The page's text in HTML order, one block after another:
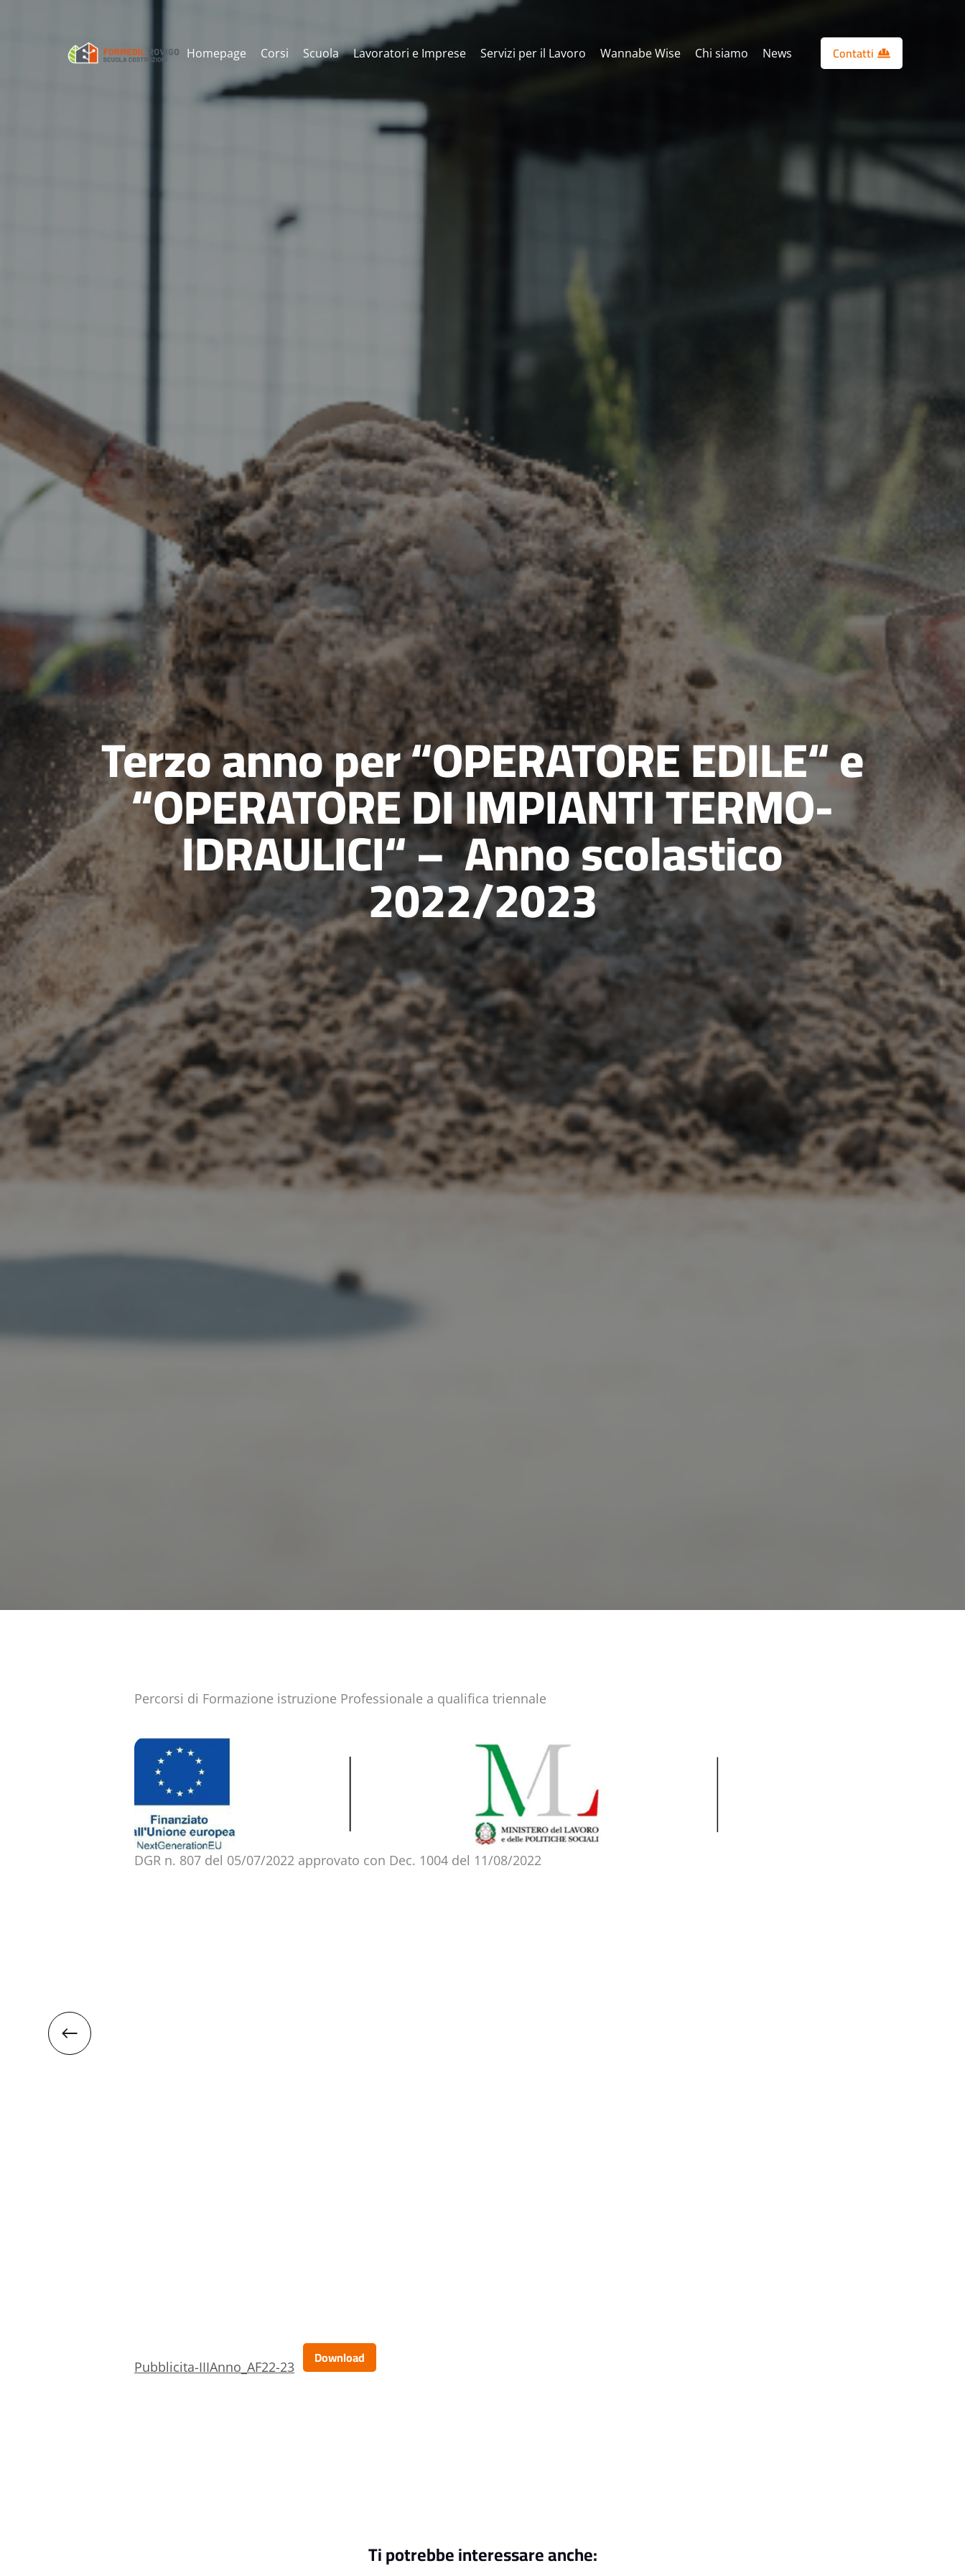
Homepage Corsi Scuola Lavoratori e Imprese Servizi per il Lavoro Wannabe Wise Chi siamo News Contatti
Terzo anno per “OPERATORE EDILE“ e
“OPERATORE DI IMPIANTI TERMO-
IDRAULICI“ – Anno scolastico
2022/2023
Percorsi di Formazione istruzione Professionale a qualifica triennale
DGR n. 807 del 05/07/2022 approvato con Dec. 1004 del 11/08/2022
Pubblicita-IIIAnno_AF22-23 Download
Ti potrebbe interessare anche: